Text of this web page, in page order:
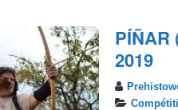
PÍÑAR
2019